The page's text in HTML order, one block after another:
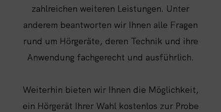
zahlreichen weiteren Leistungen. Unter
anderem beantworten wir Ihnen alle Fragen
rund um Hörgeräte, deren Technik und ihre
Anwendung fachgerecht und ausführlich.
Weiterhin bieten wir Ihnen die Möglichkeit,
ein Hörgerät Ihrer Wahl kostenlos zur Probe